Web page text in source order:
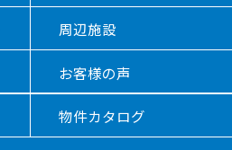
周辺施設
お客様の声
物件カタログ